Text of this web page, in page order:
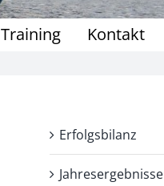
Training Kontakt
Erfolgsbilanz
Jahresergebnisse